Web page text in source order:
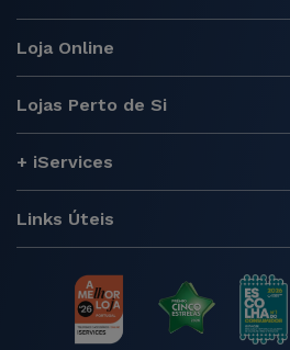
Loja Online
Lojas Perto de Si
+ iServices
Links Úteis